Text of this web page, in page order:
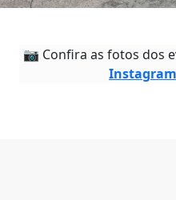
📷 Confira as fotos dos